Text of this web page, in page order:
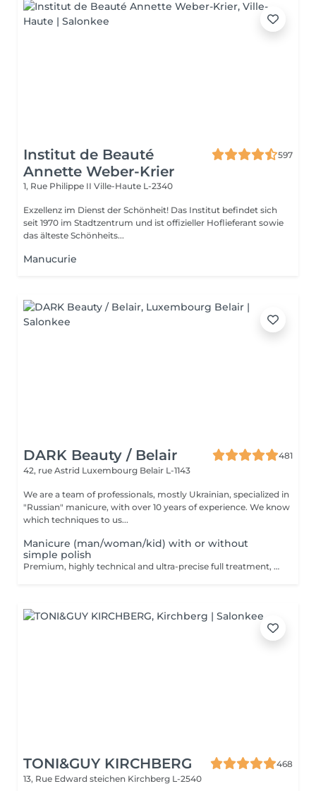
Institut de Beauté
Annette Weber-Krier
597
1, Rue Philippe II Ville-Haute L-2340
Exzellenz im Dienst der Schönheit! Das Institut befindet sich
seit 1970 im Stadtzentrum und ist offizieller Hoflieferant sowie
das älteste Schönheits...
Manucurie
DARK Beauty / Belair
481
42, rue Astrid Luxembourg Belair L-1143
We are a team of professionals, mostly Ukrainian, specialized in
"Russian" manicure, with over 10 years of experience. We know
which techniques to us...
Manicure (man/woman/kid) with or without
simple polish
Premium, highly technical and ultra-precise full treatment, performed mainly with an e-file to achieve a perfectly clean nail contour and apply the polish as close as possible, even slightly under the cuticle. This technique helps visually delay the regrowth by around 10 days. Visual result: -Extremely well-groomed nails, clean contours, flawless shape -Instagram / photo studio effect: neat, precise, with no visible dry skin Service content: -Removal of old semi-permanent and/or gel polish (if needed, please book accordingly this option via this screen) -Very meticulous preparation of the nail plate -Removal of dead skin -Shape and file nails -Gentle cuticle care -Application of a transparent simple polish (if desired) OR application of your own simple polish to bring with you (if needed, please book accordingly this option via this screen) -Application of cuticle oil and hand cream
TONI&GUY KIRCHBERG
468
13, Rue Edward steichen Kirchberg L-2540